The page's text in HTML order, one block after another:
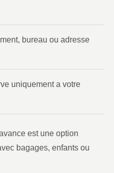
bureau ou adresse
uniquement a votre
est une option
bagages, enfants ou